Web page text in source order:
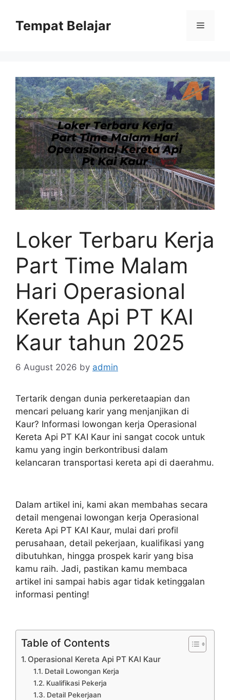
contentTempat Belajar Menu
Loker Terbaru Kerja
Part Time Malam
Hari Operasional
Kereta Api PT KAI
Kaur tahun 2025
6 August 2026 by admin
Tertarik dengan dunia perkeretaapian dan
mencari peluang karir yang menjanjikan di
Kaur? Informasi lowongan kerja Operasional
Kereta Api PT KAI Kaur ini sangat cocok untuk
kamu yang ingin berkontribusi dalam
kelancaran transportasi kereta api di daerahmu.
Dalam artikel ini, kami akan membahas secara
detail mengenai lowongan kerja Operasional
Kereta Api PT KAI Kaur, mulai dari profil
perusahaan, detail pekerjaan, kualifikasi yang
dibutuhkan, hingga prospek karir yang bisa
kamu raih. Jadi, pastikan kamu membaca
artikel ini sampai habis agar tidak ketinggalan
informasi penting!
Table of Contents
Operasional Kereta Api PT KAI Kaur
Detail Lowongan Kerja
Kualifikasi Pekerja
Detail Pekerjaan